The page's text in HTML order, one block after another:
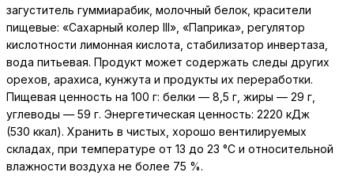
загуститель гуммиарабик, молочный белок, красители
пищевые: «Сахарный колер III», «Паприка», регулятор
кислотности лимонная кислота, стабилизатор инвертаза,
вода питьевая. Продукт может содержать следы других
орехов, арахиса, кунжута и продукты их переработки.
Пищевая ценность на 100 г: белки — 8,5 г, жиры — 29 г,
углеводы — 59 г. Энергетическая ценность: 2220 кДж
(530 ккал). Хранить в чистых, хорошо вентилируемых
складах, при температуре от 13 до 23 °С и относительной